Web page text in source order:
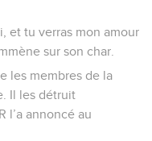
et tu verras mon amour
sur son char.
les membres de la
Il les détruit
l’a annoncé au